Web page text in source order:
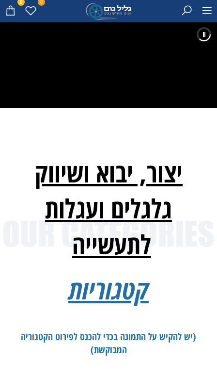
0 0
יצור, יבוא ושיווק
גלגלים ועגלות
לתעשייה
קטגוריות
(יש להקיש על התמונה בכדי להכנס לפירוט הקטגוריה
המבוקשת)